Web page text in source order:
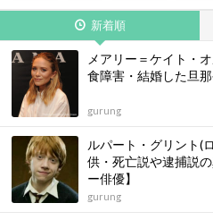
新着順
メアリー＝ケイト・
食障害・結婚した旦
gurung
ルパート・グリント(
供・死亡説や逮捕説
ー俳優】
gurung